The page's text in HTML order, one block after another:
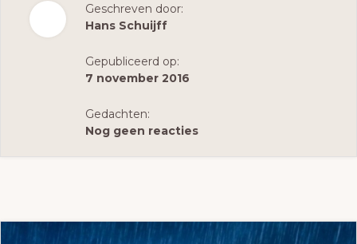
Geschreven door:
Hans Schuijff
Gepubliceerd op:
7 november 2016
Gedachten:
Nog geen reacties